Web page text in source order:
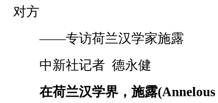
对方
——专访荷兰汉学家施露
中新社记者 德永健
在荷兰汉学界，施露(Annelous